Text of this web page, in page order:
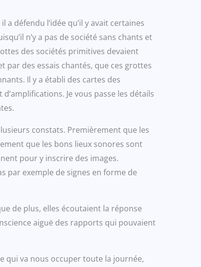
défendu l’idée qu’il y avait certaines
n’y a pas de société sans chants et
des sociétés primitives devaient
des essais chantés, que ces grottes
Il y a établi des cartes des
Je vous passe les détails
constats. Premièrement que les
que les bons lieux sonores sont
pour y inscrire des images.
par exemple de signes en forme de
de plus, elles écoutaient la réponse
aiguë des rapports qui pouvaient
qui va nous occuper toute la journée,